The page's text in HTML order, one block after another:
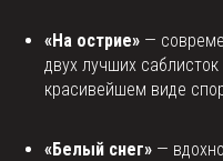
«На острие» —
двух лучших
красивейшем виде
«Белый снег» —